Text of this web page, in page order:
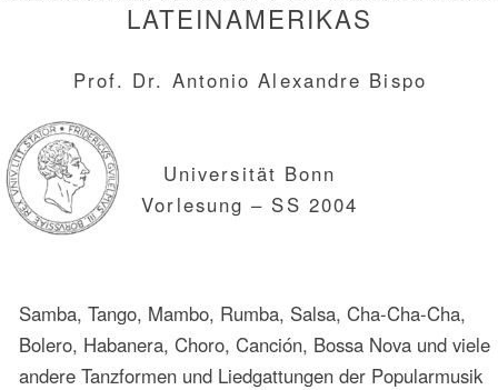
Samba, Tango, Mambo, Rumba, Salsa, Cha-Cha-Cha,
Bolero, Habanera, Choro, Canción, Bossa Nova und viele
prägen tiefgreifend das Bild lateinamerikanischer Länder.
Latino-Kultur von Süd-, Mittel-, aber auch Nordamerika
magisch an, können allerdings auch kontraproduktiv für
tiefere Auseinandersetzungen mit den vielfältigen
soziokulturellen Problemen Lateinamerikas wirken. Sie
gehören z.T. zum standardisierten Repertoire
internationaler Gesellschaftstänze und können zu einer